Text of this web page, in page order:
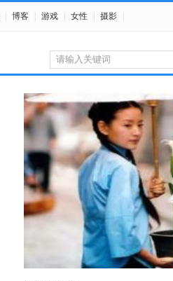
博客 游戏 女性 摄影